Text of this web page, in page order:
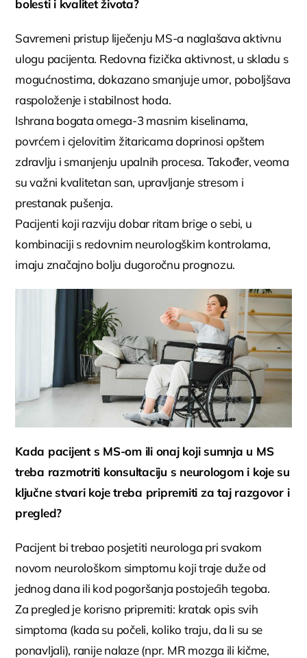
bolesti i kvalitet života?
Savremeni pristup liječenju MS-a naglašava aktivnu
ulogu pacijenta. Redovna fizička aktivnost, u skladu s
mogućnostima, dokazano smanjuje umor, poboljšava
raspoloženje i stabilnost hoda.
Ishrana bogata omega-3 masnim kiselinama,
povrćem i cjelovitim žitaricama doprinosi opštem
zdravlju i smanjenju upalnih procesa. Također, veoma
su važni kvalitetan san, upravljanje stresom i
prestanak pušenja.
Pacijenti koji razviju dobar ritam brige o sebi, u
kombinaciji s redovnim neurologškim kontrolama,
imaju značajno bolju dugoročnu prognozu.
Kada pacijent s MS-om ili onaj koji sumnja u MS
treba razmotriti konsultaciju s neurologom i koje su
ključne stvari koje treba pripremiti za taj razgovor i
pregled?
Pacijent bi trebao posjetiti neurologa pri svakom
novom neurološkom simptomu koji traje duže od
jednog dana ili kod pogoršanja postojećih tegoba.
Za pregled je korisno pripremiti: kratak opis svih
simptoma (kada su počeli, koliko traju, da li su se
ponavljali), ranije nalaze (npr. MR mozga ili kičme,